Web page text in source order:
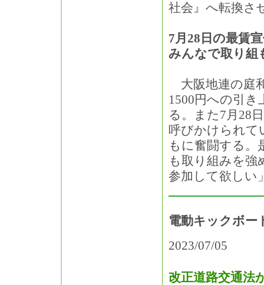
社会』へ転換さ
7月28日の最賃
みんなで取り組
大阪地連の庭
1500円への引
る。また7月28
呼びかけられて
もに奮闘する。
も取り組みを強
参加して欲しい
電動キックボー
2023/07/05
改正道路交通法